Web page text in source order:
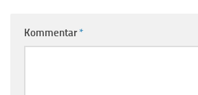
Kommentar*